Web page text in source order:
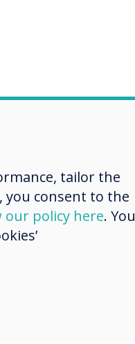
tailor the
you consent to the
our policy here. You